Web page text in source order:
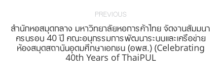
PREVIOUS
Previous
post:
สำนักหอสมุดกลาง มหาวิทยาลัยหอการค้าไทย จัดงานสัมมนา
ครบรอบ 40 ปี คณะอนุกรรมการพัฒนาระบบและเครือข่าย
ห้องสมุดสถาบันอุดมศึกษาเอกชน (อพส.) (Celebrating
40th Years of ThaiPUL